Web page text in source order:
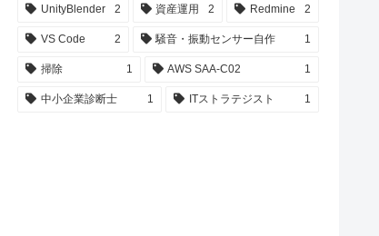
UnityBlender 2 資産運用 2 Redmine 2
VS Code 2 騒音・振動センサー自作 1
掃除 1 AWS SAA-C02 1
中小企業診断士 1 ITストラテジスト 1